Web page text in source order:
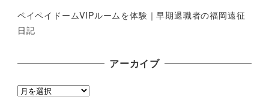
ペイペイドームVIPルームを体験｜早期退職者の福岡遠征
日記
アーカイブ
ア